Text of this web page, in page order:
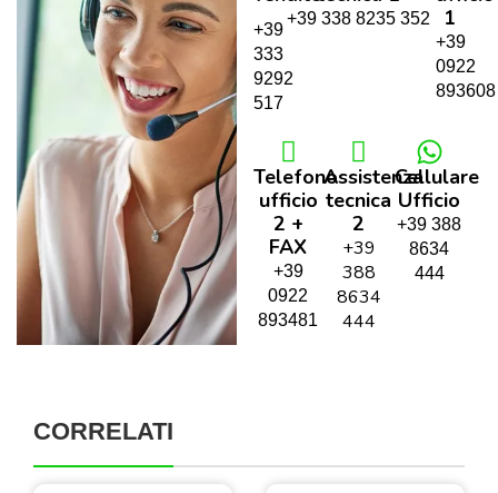
+39
333
9292
517
+39 338 8235 352
1
+39
0922
893608
Telefono
ufficio
2 +
FAX
+39
0922
893481
Assistenza
tecnica
2
+39
388
8634
444
Cellulare
Ufficio
+39 388
8634
444
CORRELATI